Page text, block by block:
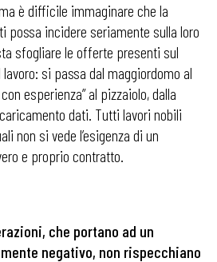
è difficile immaginare che la
incidere seriamente sulla loro
sfogliare le offerte presenti sul
si passa dal maggiordomo al
esperienza” al pizzaiolo, dalla
dati. Tutti lavori nobili
non si vede l’esigenza di un
e proprio contratto.
che portano ad un
negativo, non rispecchiano